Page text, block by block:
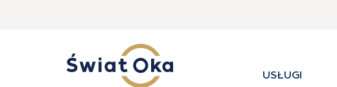
USŁUGI